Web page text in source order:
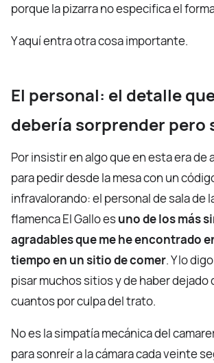
porque la pizarra no especifica el
Y aquí entra otra cosa importante.
El personal: el detalle
debería sorprender pero
Por insistir en algo que en esta era de
para pedir desde la mesa con un
infravalorando: el personal de sala de
flamenca El Gallo esuno de los más
agradables que me he encontrado
tiempo en un sitio de comer. Y lo
pisar muchos sitios y de haber dejado
cuantos por culpa del trato.
No es la simpatía mecánica del
para sonreír a la cámara cada veinte